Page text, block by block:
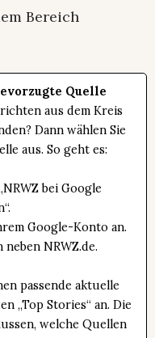
Bereich
Quelle
aus dem Kreis
Dann wählen Sie
aus. So geht es:
bei Google
Google-Konto an.
NRWZ.de.
passende aktuelle
„Top Stories“ an. Die
welche Quellen